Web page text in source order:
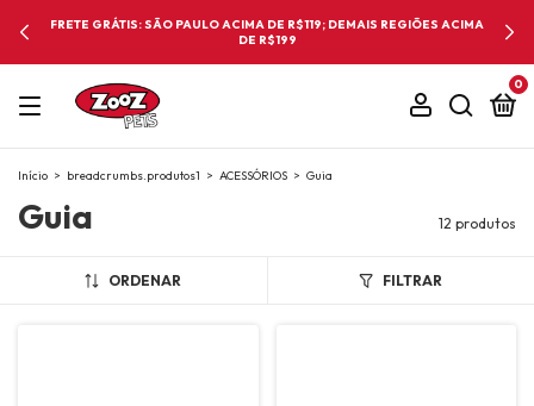
FRETE GRÁTIS: SÃO PAULO ACIMA DE R$119; DEMAIS REGIÕES ACIMA
DE R$199
0
Início > breadcrumbs.produtos1 > ACESSÓRIOS > Guia
Guia 12 produtos
ORDENAR FILTRAR